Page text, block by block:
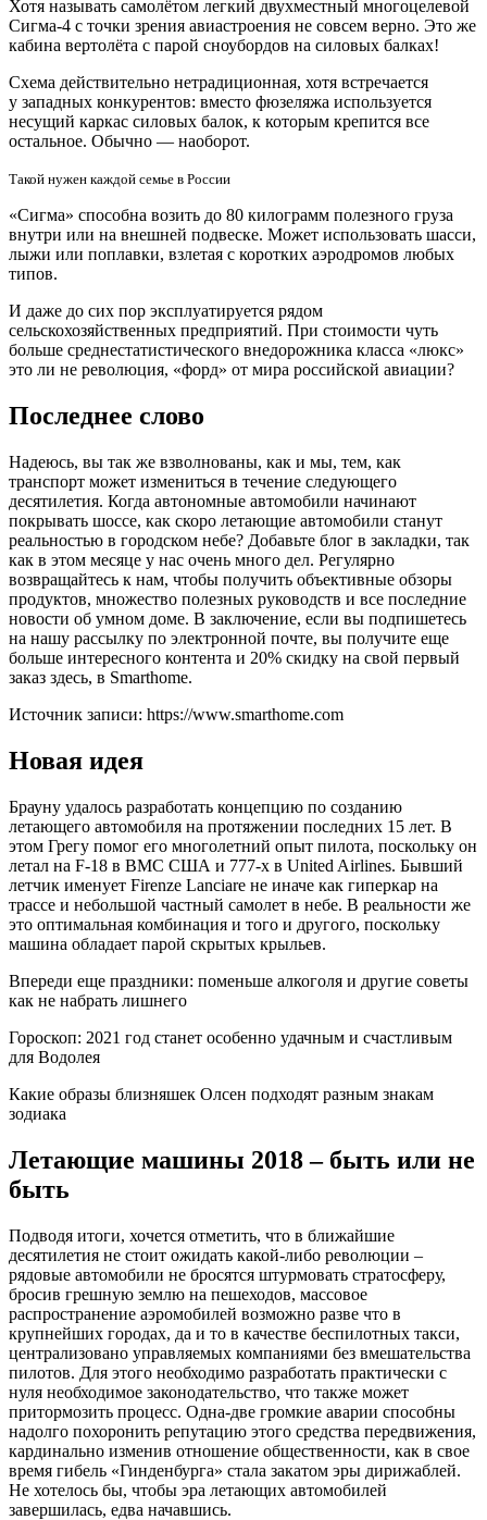
Хотя называть самолётом легкий двухместный многоцелевой
Сигма-4 с точки зрения авиастроения не совсем верно. Это же
кабина вертолёта с парой сноубордов на силовых балках!
Схема действительно нетрадиционная, хотя встречается
у западных конкурентов: вместо фюзеляжа используется
несущий каркас силовых балок, к которым крепится все
остальное. Обычно — наоборот.
Такой нужен каждой семье в России
«Сигма» способна возить до 80 килограмм полезного груза
внутри или на внешней подвеске. Может использовать шасси,
лыжи или поплавки, взлетая с коротких аэродромов любых
типов.
И даже до сих пор эксплуатируется рядом
сельскохозяйственных предприятий. При стоимости чуть
больше среднестатистического внедорожника класса «люкс»
это ли не революция, «форд» от мира российской авиации?
Последнее слово
Надеюсь, вы так же взволнованы, как и мы, тем, как
транспорт может измениться в течение следующего
десятилетия. Когда автономные автомобили начинают
покрывать шоссе, как скоро летающие автомобили станут
реальностью в городском небе? Добавьте блог в закладки, так
как в этом месяце у нас очень много дел. Регулярно
возвращайтесь к нам, чтобы получить объективные обзоры
продуктов, множество полезных руководств и все последние
новости об умном доме. В заключение, если вы подпишетесь
на нашу рассылку по электронной почте, вы получите еще
больше интересного контента и 20% скидку на свой первый
заказ здесь, в Smarthome.
Источник записи: https://www.smarthome.com
Новая идея
Брауну удалось разработать концепцию по созданию
летающего автомобиля на протяжении последних 15 лет. В
этом Грегу помог его многолетний опыт пилота, поскольку он
летал на F-18 в ВМС США и 777-х в United Airlines. Бывший
летчик именует Firenze Lanciare не иначе как гиперкар на
трассе и небольшой частный самолет в небе. В реальности же
это оптимальная комбинация и того и другого, поскольку
машина обладает парой скрытых крыльев.
Впереди еще праздники: поменьше алкоголя и другие советы
как не набрать лишнего
Гороскоп: 2021 год станет особенно удачным и счастливым
для Водолея
Какие образы близняшек Олсен подходят разным знакам
зодиака
Летающие машины 2018 – быть или не
быть
Подводя итоги, хочется отметить, что в ближайшие
десятилетия не стоит ожидать какой-либо революции –
рядовые автомобили не бросятся штурмовать стратосферу,
бросив грешную землю на пешеходов, массовое
распространение аэромобилей возможно разве что в
крупнейших городах, да и то в качестве беспилотных такси,
централизовано управляемых компаниями без вмешательства
пилотов. Для этого необходимо разработать практически с
нуля необходимое законодательство, что также может
притормозить процесс. Одна-две громкие аварии способны
надолго похоронить репутацию этого средства передвижения,
кардинально изменив отношение общественности, как в свое
время гибель «Гинденбурга» стала закатом эры дирижаблей.
Не хотелось бы, чтобы эра летающих автомобилей
завершилась, едва начавшись.